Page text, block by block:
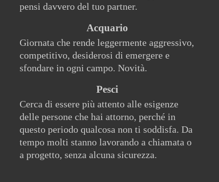
pensi davvero del tuo partner.
Acquario
Giornata che rende leggermente aggressivo,
competitivo, desiderosi di emergere e
sfondare in ogni campo. Novità.
Pesci
Cerca di essere più attento alle esigenze
delle persone che hai attorno, perché in
questo periodo qualcosa non ti soddisfa. Da
tempo molti stanno lavorando a chiamata o
a progetto, senza alcuna sicurezza.